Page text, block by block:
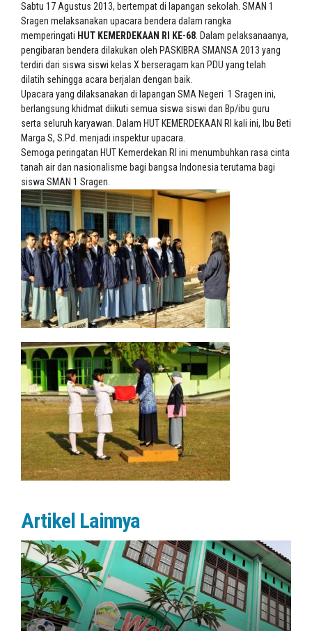
Sabtu 17 Agustus 2013, bertempat di lapangan sekolah. SMAN 1
Sragen melaksanakan upacara bendera dalam rangka
memperingati HUT KEMERDEKAAN RI KE-68. Dalam pelaksanaanya,
pengibaran bendera dilakukan oleh PASKIBRA SMANSA 2013 yang
terdiri dari siswa siswi kelas X berseragam kan PDU yang telah
dilatih sehingga acara berjalan dengan baik.
Upacara yang dilaksanakan di lapangan SMA Negeri 1 Sragen ini,
berlangsung khidmat diikuti semua siswa siswi dan Bp/ibu guru
serta seluruh karyawan. Dalam HUT KEMERDEKAAN RI kali ini, Ibu Beti
Marga S, S.Pd. menjadi inspektur upacara.
Semoga peringatan HUT Kemerdekan RI ini menumbuhkan rasa cinta
tanah air dan nasionalisme bagi bangsa Indonesia terutama bagi
siswa SMAN 1 Sragen.
Artikel Lainnya